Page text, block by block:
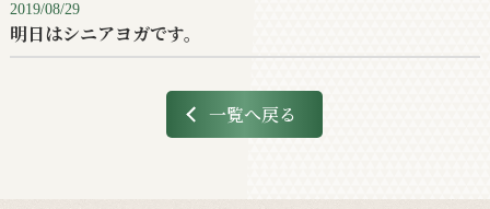
2019/08/29
明日はシニアヨガです。
一覧へ戻る